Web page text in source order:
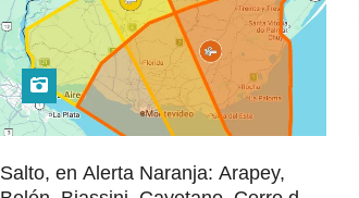
Salto, en Alerta Naranja: Arapey,